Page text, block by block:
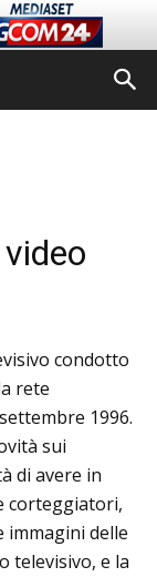
condotto
rete
1996.
sui
di avere in
corteggiatori,
immagini delle
televisivo, e la